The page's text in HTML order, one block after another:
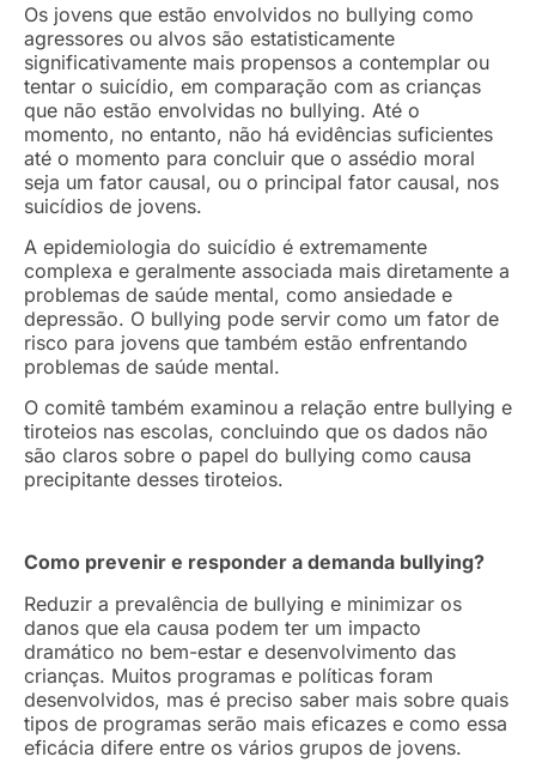
Os jovens que estão envolvidos no bullying como
agressores ou alvos são estatisticamente
significativamente mais propensos a contemplar ou
tentar o suicídio, em comparação com as crianças
que não estão envolvidas no bullying. Até o
momento, no entanto, não há evidências suficientes
até o momento para concluir que o assédio moral
seja um fator causal, ou o principal fator causal, nos
suicídios de jovens.
A epidemiologia do suicídio é extremamente
complexa e geralmente associada mais diretamente a
problemas de saúde mental, como ansiedade e
depressão. O bullying pode servir como um fator de
risco para jovens que também estão enfrentando
problemas de saúde mental.
O comitê também examinou a relação entre bullying e
tiroteios nas escolas, concluindo que os dados não
são claros sobre o papel do bullying como causa
precipitante desses tiroteios.
Como prevenir e responder a demanda bullying?
Reduzir a prevalência de bullying e minimizar os
danos que ela causa podem ter um impacto
dramático no bem-estar e desenvolvimento das
crianças. Muitos programas e políticas foram
desenvolvidos, mas é preciso saber mais sobre quais
tipos de programas serão mais eficazes e como essa
eficácia difere entre os vários grupos de jovens.